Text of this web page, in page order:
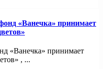
«Ванечка» принимает
«Ванечка» принимает
, ...